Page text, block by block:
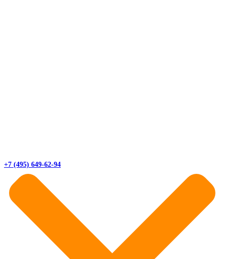
+7 (495) 649-62-94